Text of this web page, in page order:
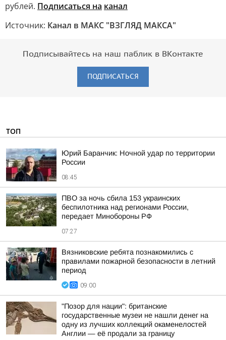
рублей. Подписаться на канал
Источник: Канал в МАКС "ВЗГЛЯД МАКСА"
Подписывайтесь на наш паблик в ВКонтакте
ПОДПИСАТЬСЯ
ТОП
Юрий Баранчик: Ночной удар по территории
России
08:45
ПВО за ночь сбила 153 украинских
беспилотника над регионами России,
передает Минобороны РФ
07:27
Вязниковские ребята познакомились с
правилами пожарной безопасности в летний
период
09:00
"Позор для нации": британские
государственные музеи не нашли денег на
одну из лучших коллекций окаменелостей
Англии — её продали за границу